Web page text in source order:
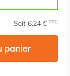
Soit 6,24 € TTC
panier